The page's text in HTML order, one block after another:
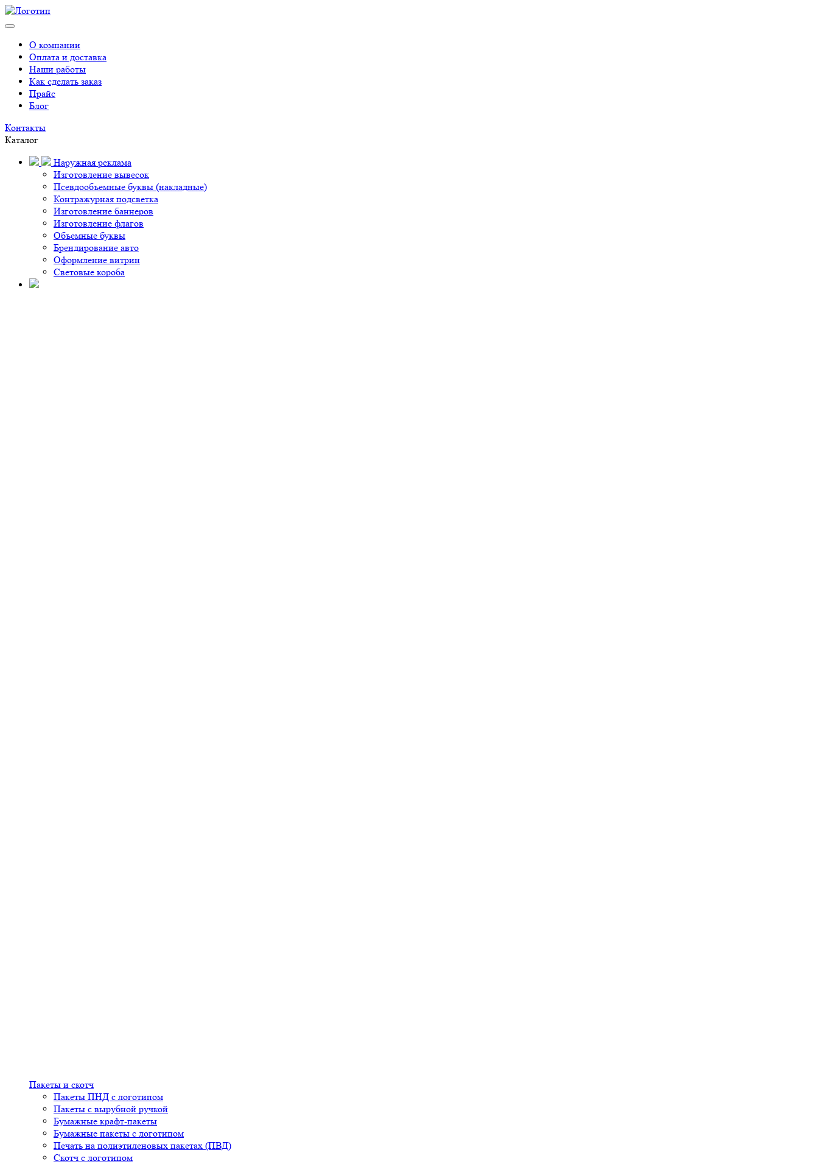
О компании
Оплата и доставка
Наши работы
Как сделать заказ
Прайс
Блог
Контакты
Каталог
Наружная реклама
Изготовление вывесок
Псевдообъемные буквы (накладные)
Контражурная подсветка
Изготовление баннеров
Изготовление флагов
Объемные буквы
Брендирование авто
Оформление витрин
Световые короба
Пакеты и скотч
Пакеты ПНД с логотипом
Пакеты с вырубной ручкой
Бумажные крафт-пакеты
Бумажные пакеты с логотипом
Печать на полиэтиленовых пакетах (ПВД)
Скотч с логотипом